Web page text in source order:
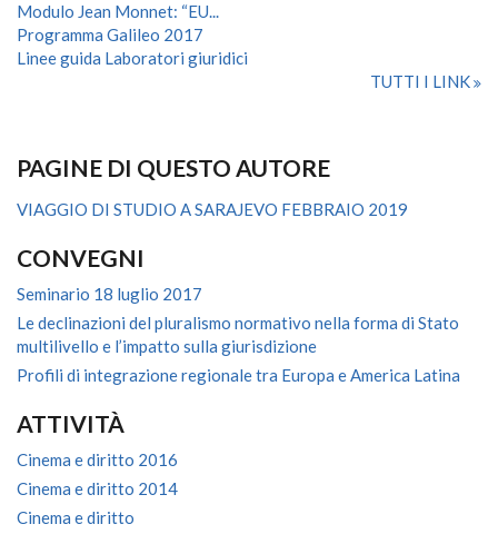
Modulo Jean Monnet: “EU...
Programma Galileo 2017
Linee guida Laboratori giuridici
TUTTI I LINK
PAGINE DI QUESTO AUTORE
VIAGGIO DI STUDIO A SARAJEVO FEBBRAIO 2019
CONVEGNI
Seminario 18 luglio 2017
Le declinazioni del pluralismo normativo nella forma di Stato
multilivello e l’impatto sulla giurisdizione
Profili di integrazione regionale tra Europa e America Latina
ATTIVITÀ
Cinema e diritto 2016
Cinema e diritto 2014
Cinema e diritto